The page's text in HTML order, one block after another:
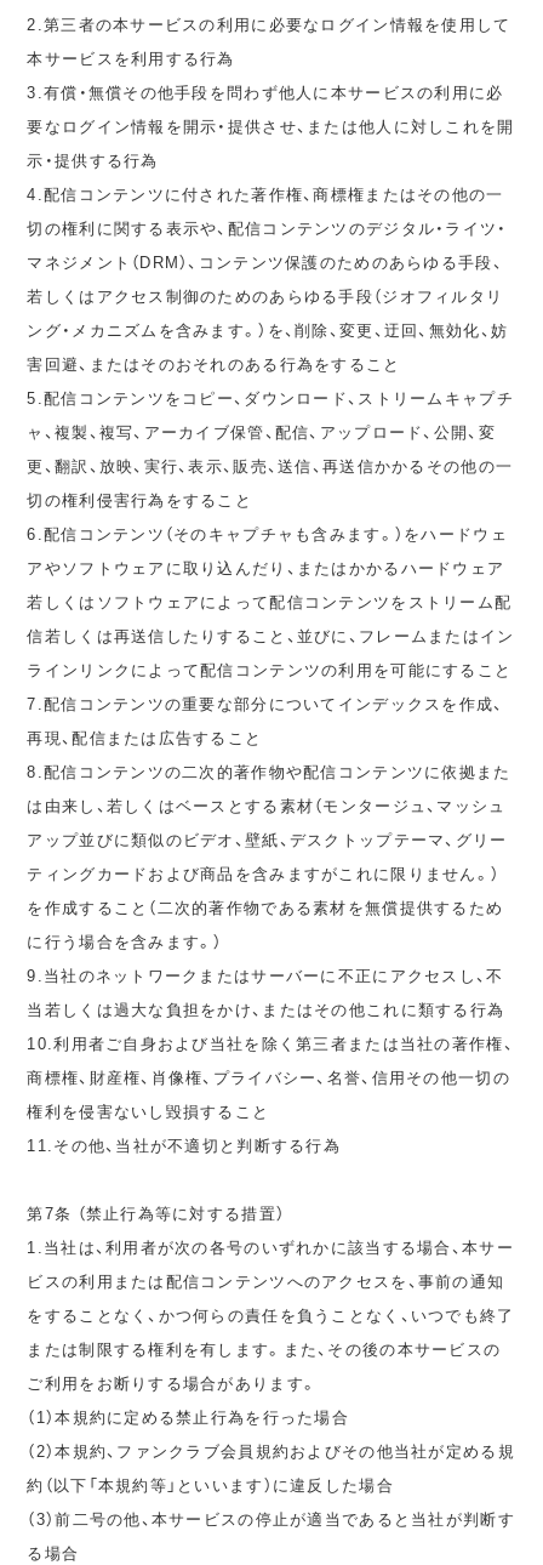
2.第三者の本サービスの利用に必要なログイン情報を使用して
本サービスを利用する行為
3.有償・無償その他手段を問わず他人に本サービスの利用に必
要なログイン情報を開示・提供させ、または他人に対しこれを開
示・提供する行為
4.配信コンテンツに付された著作権、商標権またはその他の一
切の権利に関する表示や、配信コンテンツのデジタル・ライツ・
マネジメント（DRM）、コンテンツ保護のためのあらゆる手段、
若しくはアクセス制御のためのあらゆる手段（ジオフィルタリ
ング・メカニズムを含みます。）を、削除、変更、迂回、無効化、妨
害回避、またはそのおそれのある行為をすること
5.配信コンテンツをコピー、ダウンロード、ストリームキャプチ
ャ、複製、複写、アーカイブ保管、配信、アップロード、公開、変
更、翻訳、放映、実行、表示、販売、送信、再送信かかるその他の一
切の権利侵害行為をすること
6.配信コンテンツ（そのキャプチャも含みます。）をハードウェ
アやソフトウェアに取り込んだり、またはかかるハードウェア
若しくはソフトウェアによって配信コンテンツをストリーム配
信若しくは再送信したりすること、並びに、フレームまたはイン
ラインリンクによって配信コンテンツの利用を可能にすること
7.配信コンテンツの重要な部分についてインデックスを作成、
再現、配信または広告すること
8.配信コンテンツの二次的著作物や配信コンテンツに依拠また
は由来し、若しくはベースとする素材（モンタージュ、マッシュ
アップ並びに類似のビデオ、壁紙、デスクトップテーマ、グリー
ティングカードおよび商品を含みますがこれに限りません。）
を作成すること（二次的著作物である素材を無償提供するため
に行う場合を含みます。）
9.当社のネットワークまたはサーバーに不正にアクセスし、不
当若しくは過大な負担をかけ、またはその他これに類する行為
10.利用者ご自身および当社を除く第三者または当社の著作権、
商標権、財産権、肖像権、プライバシー、名誉、信用その他一切の
権利を侵害ないし毀損すること
11.その他、当社が不適切と判断する行為
第7条 （禁止行為等に対する措置）
1.当社は、利用者が次の各号のいずれかに該当する場合、本サー
ビスの利用または配信コンテンツへのアクセスを、事前の通知
をすることなく、かつ何らの責任を負うことなく、いつでも終了
または制限する権利を有します。また、その後の本サービスの
ご利用をお断りする場合があります。
（1）本規約に定める禁止行為を行った場合
（2）本規約、ファンクラブ会員規約およびその他当社が定める規
約（以下「本規約等」といいます）に違反した場合
（3）前二号の他、本サービスの停止が適当であると当社が判断す
る場合